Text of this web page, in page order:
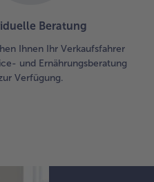
Beratung
Ihnen Ihr Verkaufsfahrer
und Ernährungsberatung
Verfügung.